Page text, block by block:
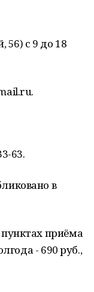
56) с 9 до 18
63.
в
приёма
- 690 руб.,